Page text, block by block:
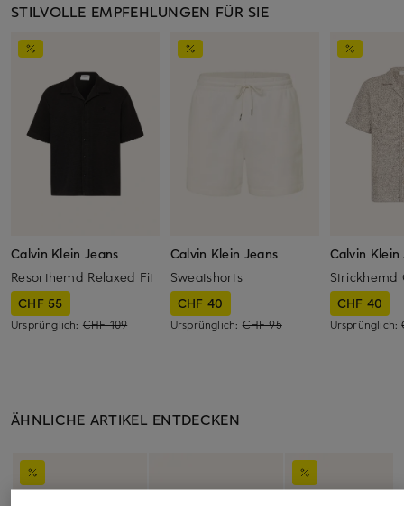
STILVOLLE EMPFEHLUNGEN FÜR SIE
Calvin Klein Jeans
Resorthemd Relaxed Fit
CHF 55
Ursprünglich: CHF 109
Calvin Klein Jeans
Sweatshorts
CHF 40
Ursprünglich:CHF 95
Calvin Klein
Strickhemd
CHF 40
Ursprünglich:
ÄHNLICHE ARTIKEL ENTDECKEN